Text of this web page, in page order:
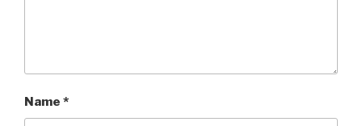
Name *